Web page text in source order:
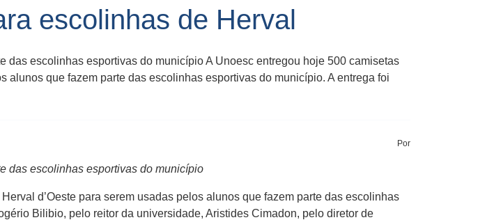
escolinhas de Herval
das escolinhas esportivas do município A Unoesc entregou hoje 500 camisetas
que fazem parte das escolinhas esportivas do município. A entrega foi
Por
das escolinhas esportivas do município
d’Oeste para serem usadas pelos alunos que fazem parte das escolinhas
Bilibio, pelo reitor da universidade, Aristides Cimadon, pelo diretor de